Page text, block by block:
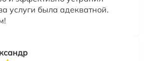
услуги была адекватной.